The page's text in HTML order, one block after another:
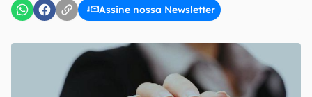
Assine nossa Newsletter